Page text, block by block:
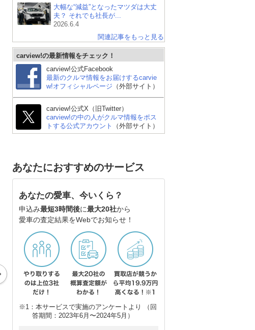
スバル フォレスター
トヨタ ハリアーハイブ
大幅な“減益”となったマツダは大丈
夫？ それでも社長が...
2026.6.4
関連記事をもっと見る
carview!の最新情報をチェック！
carview!公式Facebook
最新のクルマ情報をお届けするcarvie
w!オフィシャルページ （外部サイト）
carview!公式X（旧Twitter）
carview!の中の人がクルマ情報をポス
トする公式アカウント
（外部サイト）
あなたにおすすめのサービス
あなたの愛車、今いくら？
申込み最短3時間後に最大20社から
愛車の査定結果をWebでお知らせ！
※1：本サービスで実施のアンケートより （回
答期間：2023年6月〜2024年5月）